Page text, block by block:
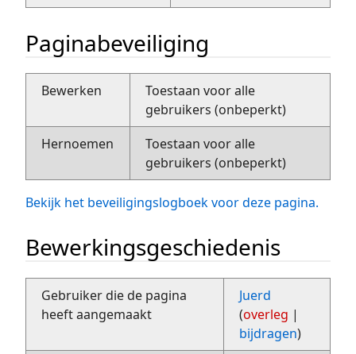
Paginabeveiliging
Bewerken
Toestaan voor alle
gebruikers (onbeperkt)
Hernoemen
Toestaan voor alle
gebruikers (onbeperkt)
Bekijk het beveiligingslogboek voor deze pagina.
Bewerkingsgeschiedenis
Gebruiker die de pagina
heeft aangemaakt
Juerd
(overleg |
bijdragen)